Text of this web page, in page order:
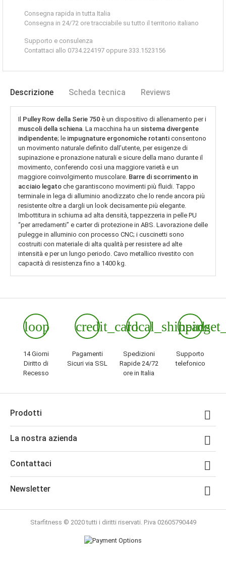
Consegna rapida in tutta Italia
Consegna in 24/72 ore tracciabile su tutto il territorio italiano
Supporto e consulenza
Contattaci allo 0734.224197 oppure 333.1523156
Descrizione Scheda tecnica Reviews
Il Pulley Row della Serie 750 è un dispositivo di allenamento per i
muscoli della schiena . La macchina ha un sistema divergente
indipendente; le impugnature ergonomiche rotanti consentono
un movimento naturale definito dall’utente, per esigenze di
supinazione e pronazione naturali e sicure della mano durante il
movimento, conferendo così una maggiore varietà e un
maggiore coinvolgimento muscolare. Barre di scorrimento in
acciaio legato che garantiscono movimenti più fluidi. Tappo
terminale in lega di alluminio anodizzato che lo rende ancora più
resistente oltre a dargli un look decisamente più elegante.
Imbottitura in schiuma ad alta densità, tappezzeria in pelle PU
“per arredamenti” e carter di protezione in ABS. Lavorazione delle
pulegge in alluminio con processo CNC; i cuscinetti sono
costruiti con materiale di alta qualità per resistere ad alte
intensità e per un lungo periodo. Cavo metallico rivestito con
capacità di resistenza fino a 1400 kg.
loop
14 Giorni
Diritto di
Recesso
credit_card
Pagamenti
Sicuri via SSL
local_shipping
Spedizioni
Rapide 24/72
ore in Italia
Supporto
telefonico
Prodotti 
La nostra azienda 
Contattaci 
Newsletter 
Starfitness © 2020 tutti i diritti riservati. P.iva 02605790449